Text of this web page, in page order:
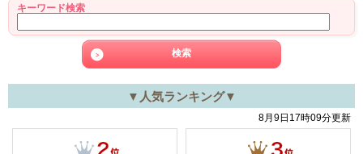
キーワード検索
▼人気ランキング▼